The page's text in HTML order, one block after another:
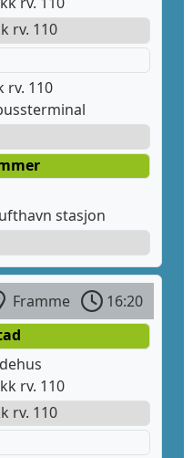
rv. 110
rv. 110
stasjon
Framme
16:20
rv. 110
rv. 110